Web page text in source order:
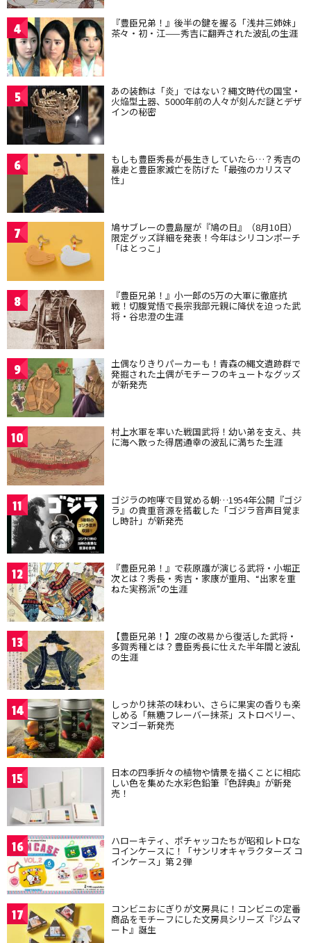
4 『豊臣兄弟！』後半の鍵を握る「浅井三姉妹」
茶々・初・江——秀吉に翻弄された波乱の生涯
5 あの装飾は「炎」ではない？縄文時代の国宝・
火焔型土器、5000年前の人々が刻んだ謎とデザ
インの秘密
6 もしも豊臣秀長が長生きしていたら…？秀吉の
暴走と豊臣家滅亡を防げた「最強のカリスマ
性」
7 鳩サブレーの豊島屋が『鳩の日』（8月10日）
限定グッズ詳細を発表！今年はシリコンポーチ
「はとっこ」
8 『豊臣兄弟！』小一郎の5万の大軍に徹底抗
戦！切腹覚悟で長宗我部元親に降伏を迫った武
将・谷忠澄の生涯
9 土偶なりきりパーカーも！青森の縄文遺跡群で
発掘された土偶がモチーフのキュートなグッズ
が新発売
10 村上水軍を率いた戦国武将！幼い弟を支え、共
に海へ散った得居通幸の波乱に満ちた生涯
11 ゴジラの咆哮で目覚める朝…1954年公開『ゴジ
ラ』の貴重音源を搭載した「ゴジラ音声目覚ま
し時計」が新発売
12 『豊臣兄弟！』で萩原護が演じる武将・小堀正
次とは？秀長・秀吉・家康が重用、“出家を重
ねた実務派”の生涯
13 【豊臣兄弟！】2度の改易から復活した武将・
多賀秀種とは？豊臣秀長に仕えた半年間と波乱
の生涯
14 しっかり抹茶の味わい、さらに果実の香りも楽
しめる「無糖フレーバー抹茶」ストロベリー、
マンゴー新発売
15 日本の四季折々の植物や情景を描くことに相応
しい色を集めた水彩色鉛筆『色辞典』が新発
売！
16 ハローキティ、ポチャッコたちが昭和レトロな
コインケースに！「サンリオキャラクターズ コ
インケース」第２弾
17 コンビニおにぎりが文房具に！コンビニの定番
商品をモチーフにした文房具シリーズ『ジムマ
ート』誕生